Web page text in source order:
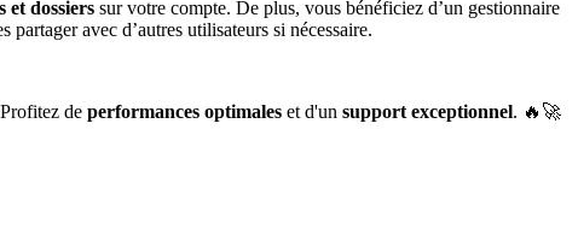
et dossiers sur votre compte. De plus, vous bénéficiez d’un gestionnaire
avec d’autres utilisateurs si nécessaire.
de performances optimales et d'un support exceptionnel. 🔥🚀